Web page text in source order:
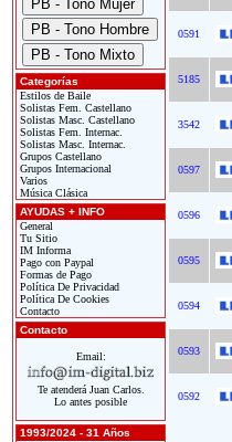
Categorías
Estilos de Baile
Solistas Fem. Castellano
Solistas Masc. Castellano
Solistas Fem. Internac.
Solistas Masc. Internac.
Grupos Castellano
Grupos Internacional
Varios
Música Clásica
AYUDAS + INFO
General
Tu Sitio
IM Informa
Pago con Paypal
Formas de Pago
Política De Privacidad
Política De Cookies
Contacto
Contacto
Email:
Te atenderá Juan Carlos.
Lo antes posible
1993/2024 - 31 Años
0591
5185
3542
0597
0596
0595
0594
0593
0592